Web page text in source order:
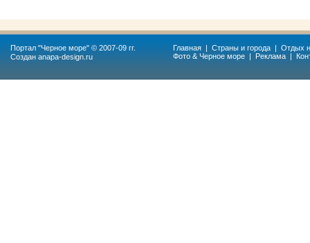
Портал "Черное море" © 2007-09 гг.
Создан anapa-design.ru
Главная | Страны и города | Отдых
Фото & Черное море | Реклама |